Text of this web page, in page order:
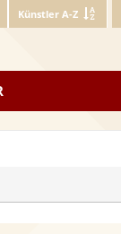
Künstler A-Z